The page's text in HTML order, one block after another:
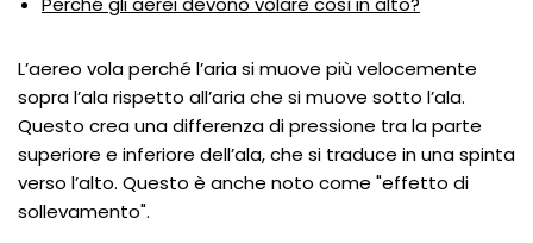
L’aereo vola perché l’aria si muove più velocemente
sopra l’ala rispetto all’aria che si muove sotto l’ala.
Questo crea una differenza di pressione tra la parte
superiore e inferiore dell’ala, che si traduce in una spinta
verso l’alto. Questo è anche noto come "effetto di
sollevamento".